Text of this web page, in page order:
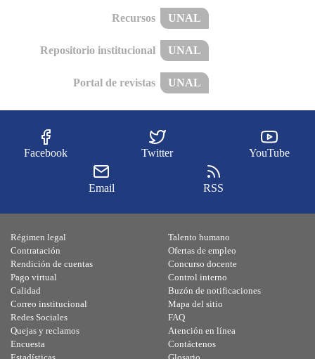
Recursos UNAL
Repositorio institucional UNAL
Portal de revistas UNAL
Facebook Twitter YouTube
Email RSS
Régimen legal
Contratación
Rendición de cuentas
Pago virtual
Calidad
Talento humano
Ofertas de empleo
Concurso docente
Control interno
Buzón de notificaciones
Correo institucional
Redes Sociales
Quejas y reclamos
Encuesta
Mapa del sitio
FAQ
Atención en línea
Contáctenos